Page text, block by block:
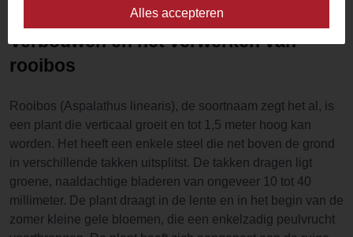
Verbouwen en het verwerken van
rooibos
Rooibos (Aspalathus linearis), de soortnaam zegt het al, is
een plant die verticaal groeit en tot 1,5 meter hoog kan
worden. Het heeft een enkele steel die net boven de grond
in verschillende takken uitsplitst. De takken dragen ligt
groene, naaldachtige bladeren van ongeveer 10 tot 40
millimeter. De plant draagt in de lente en in het begin van de
zomer kleine gele bloemen, die een enkelzadig peulvrucht
Alles accepteren